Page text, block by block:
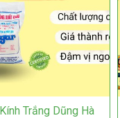
Trắng Dũng Hà